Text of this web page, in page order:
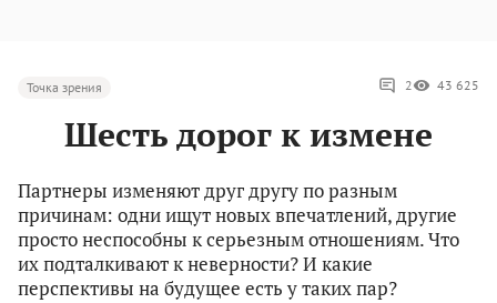
Точка зрения 2 43 625
Шесть дорог к измене
Партнеры изменяют друг другу по разным
причинам: одни ищут новых впечатлений, другие
просто неспособны к серьезным отношениям. Что
их подталкивают к неверности? И какие
перспективы на будущее есть у таких пар?